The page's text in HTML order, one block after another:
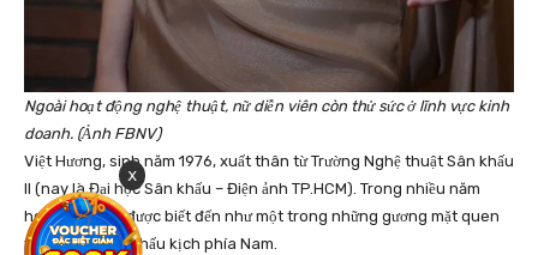
Ngoài hoạt động nghệ thuật, nữ diễn viên còn thử sức ở lĩnh vực kinh
doanh. (Ảnh FBNV)
Việt Hương, sinh năm 1976, xuất thân từ Trường Nghệ thuật Sân khấu
II (nay là Đại học Sân khấu – Điện ảnh TP.HCM). Trong nhiều năm
hoạt động, cô được biết đến như một trong những gương mặt quen
thuộc của sân khấu kịch phía Nam.
x